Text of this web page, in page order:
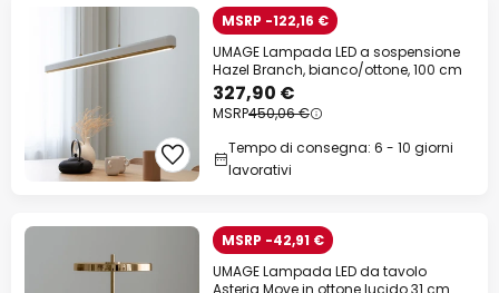
MSRP -122,16 €
UMAGE Lampada LED a sospensione
Hazel Branch, bianco/ottone, 100 cm
327,90 €
MSRP450,06 €
Tempo di consegna: 6 - 10 giorni
lavorativi
MSRP -42,91 €
UMAGE Lampada LED da tavolo
Asteria Move in ottone lucido 31 cm